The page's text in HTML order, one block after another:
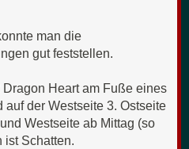
man die
gut feststellen.
Dragon Heart am Fuße eines
der Westseite 3. Ostseite
Westseite ab Mittag (so
ist Schatten.